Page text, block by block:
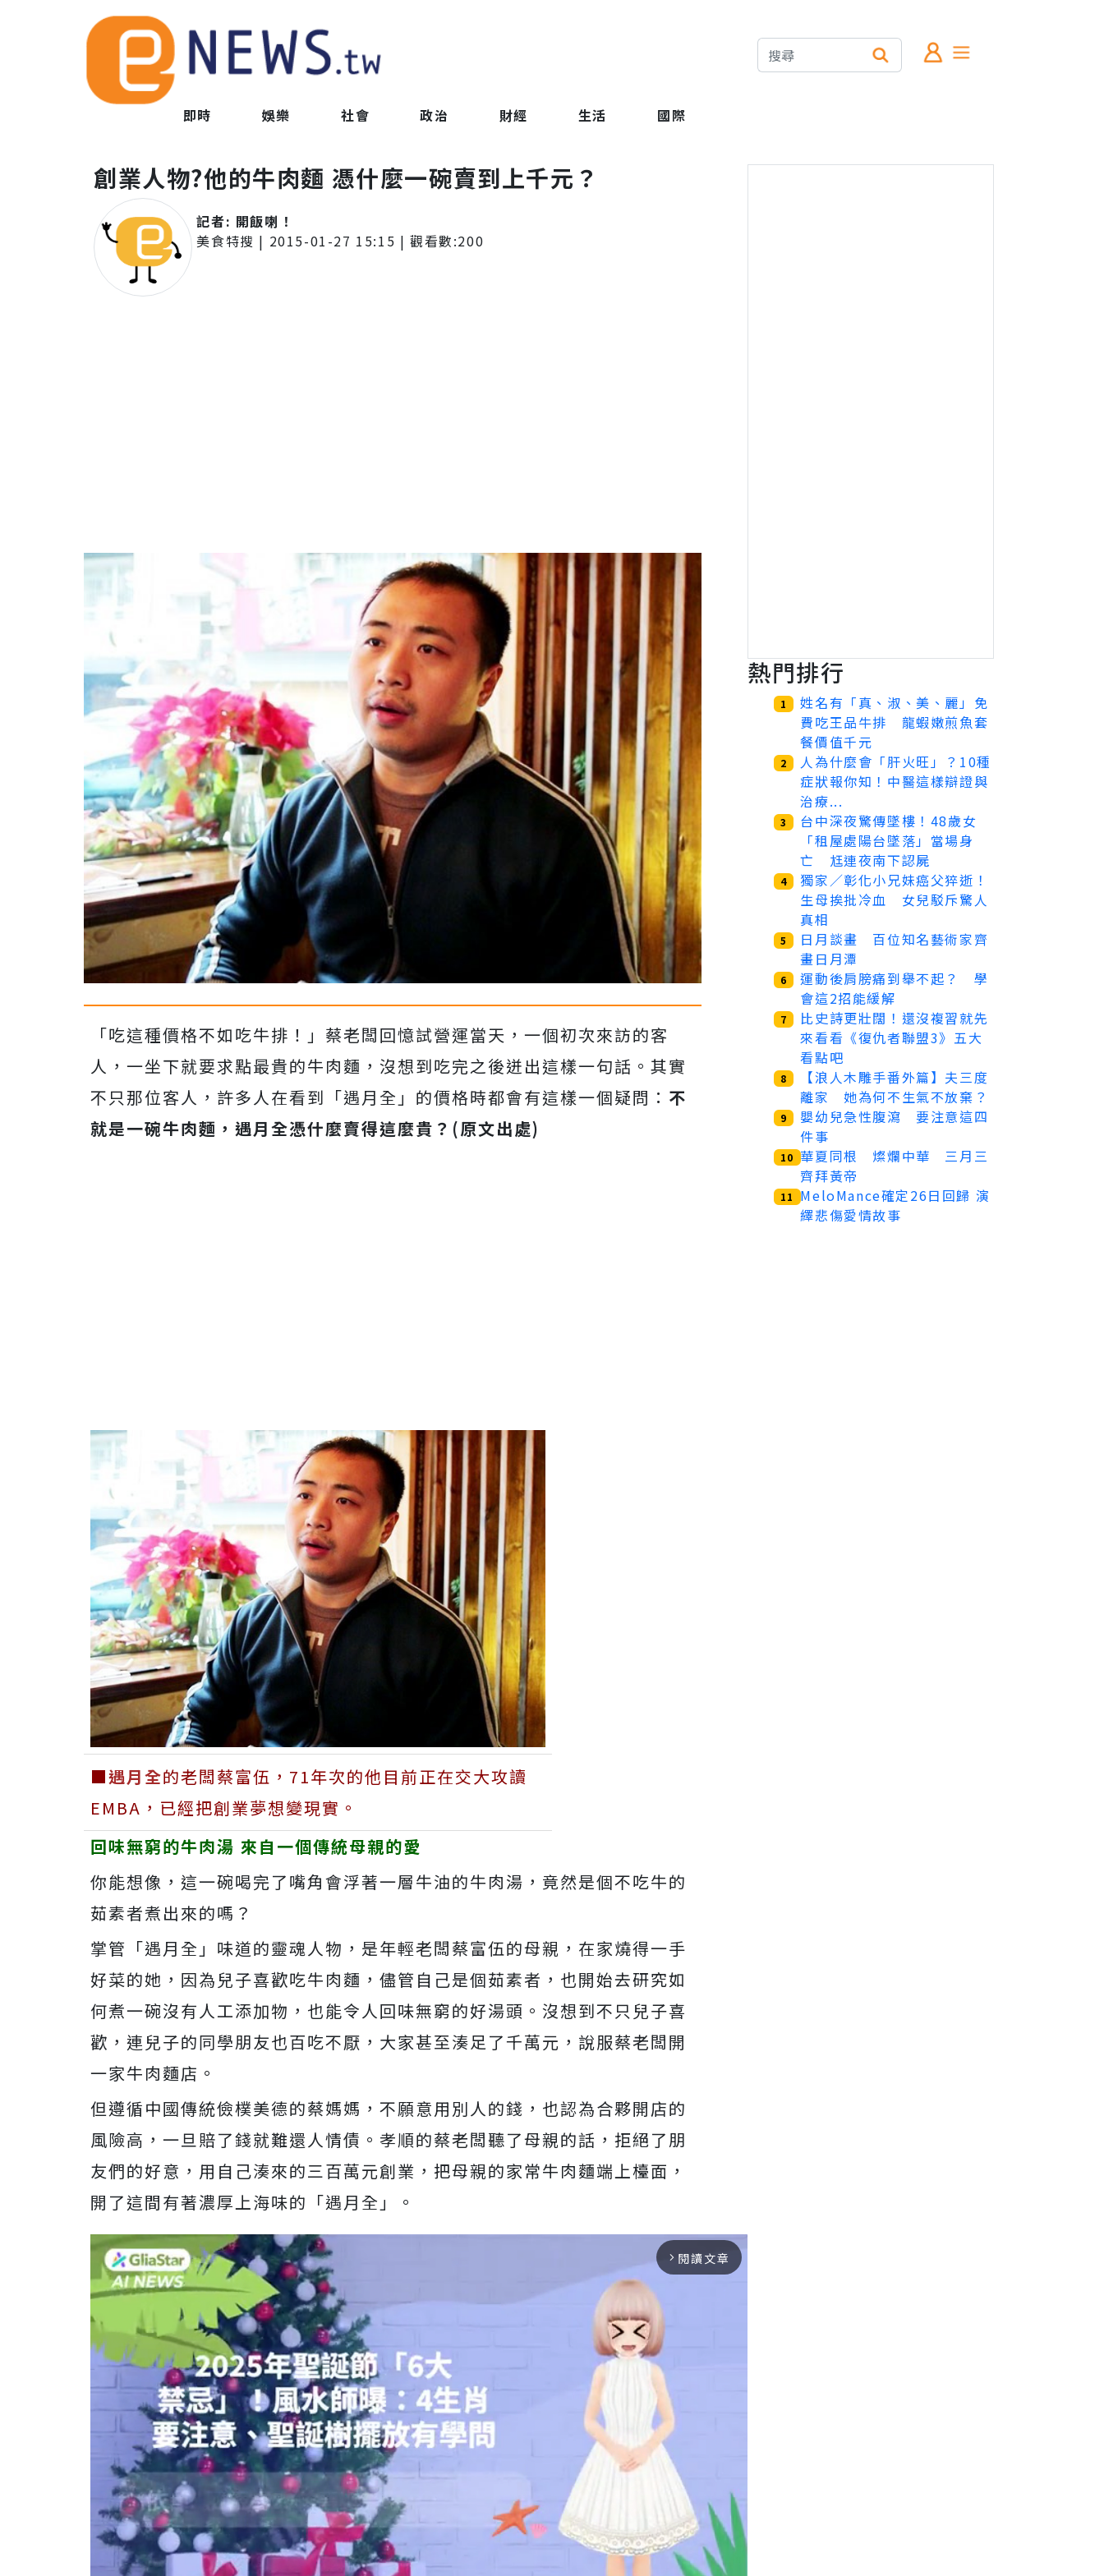
即時 娛樂 社會 政治 財經 生活 國際
創業人物?他的牛肉麵 憑什麼一碗賣到上千元？
記者: 開飯喇！
美食特搜 | 2015-01-27 15:15 | 觀看數:200
「吃這種價格不如吃牛排！」蔡老闆回憶試營運當天，一個初次來訪的客
人，一坐下就要求點最貴的牛肉麵，沒想到吃完之後迸出這樣一句話。其實
不只那位客人，許多人在看到「遇月全」的價格時都會有這樣一個疑問： 不
就是一碗牛肉麵，遇月全憑什麼賣得這麼貴？(原文出處)
■遇月全的老闆蔡富伍，71年次的他目前正在交大攻讀
EMBA，已經把創業夢想變現實。
回味無窮的牛肉湯 來自一個傳統母親的愛
你能想像，這一碗喝完了嘴角會浮著一層牛油的牛肉湯，竟然是個不吃牛的
茹素者煮出來的嗎？
掌管「遇月全」味道的靈魂人物，是年輕老闆蔡富伍的母親，在家燒得一手
好菜的她，因為兒子喜歡吃牛肉麵，儘管自己是個茹素者，也開始去研究如
何煮一碗沒有人工添加物，也能令人回味無窮的好湯頭。沒想到不只兒子喜
歡，連兒子的同學朋友也百吃不厭，大家甚至湊足了千萬元，說服蔡老闆開
一家牛肉麵店。
但遵循中國傳統儉樸美德的蔡媽媽，不願意用別人的錢，也認為合夥開店的
風險高，一旦賠了錢就難還人情債。孝順的蔡老闆聽了母親的話，拒絕了朋
友們的好意，用自己湊來的三百萬元創業，把母親的家常牛肉麵端上檯面，
開了這間有著濃厚上海味的「遇月全」。
arrow_forward_ios 閱讀文章
熱門排行
1
姓名有「真、淑、美、麗」免
費吃王品牛排 龍蝦嫩煎魚套
餐價值千元
2
人為什麼會「肝火旺」？10種
症狀報你知！中醫這樣辯證與
治療...
3
台中深夜驚傳墜樓！48歲女
「租屋處陽台墜落」當場身
亡 尪連夜南下認屍
4
獨家／彰化小兄妹癌父猝逝！
生母挨批冷血 女兒駁斥驚人
真相
5
日月談畫 百位知名藝術家齊
畫日月潭
6
運動後肩膀痛到舉不起？ 學
會這2招能緩解
7
比史詩更壯闊！還沒複習就先
來看看《復仇者聯盟3》五大
看點吧
8
【浪人木雕手番外篇】夫三度
離家 她為何不生氣不放棄？
9
嬰幼兒急性腹瀉 要注意這四
件事
10 華夏同根 燦爛中華 三月三
齊拜黃帝
11
MeloMance確定26日回歸 演
繹悲傷愛情故事